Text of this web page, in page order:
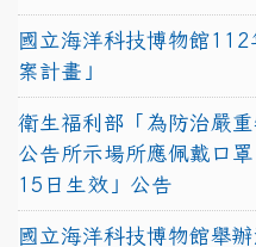
國立海洋科技博物館
案計畫」
衛生福利部「為防治嚴
公告所示場所應佩戴口
15日生效」公告
國立海洋科技博物館舉